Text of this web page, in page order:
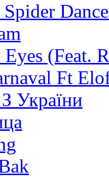
(Feat.
Ft
України